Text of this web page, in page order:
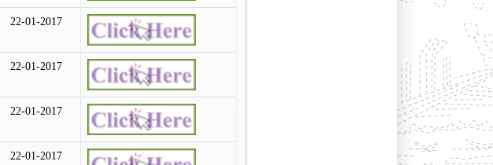
22-01-2017
22-01-2017
22-01-2017
22-01-2017